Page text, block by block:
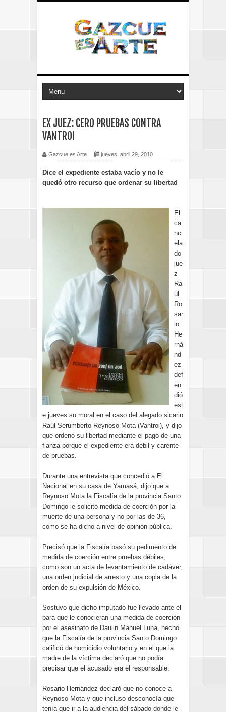
EX JUEZ: CERO PRUEBAS CONTRA
VANTROI
Gazcue es Arte jueves, abril 29, 2010
Dice el expediente estaba vacío y no le
quedó otro recurso que ordenar su libertad
El
ca
nc
ela
do
jue
z
Ra
úl
Ro
sar
io
He
rná
nd
ez
def
en
dió
est
e jueves su moral en el caso del alegado sicario
Raúl Serumberto Reynoso Mota (Vantroi), y dijo
que ordenó su libertad mediante el pago de una
fianza porque el expediente era débil y carente
de pruebas.
Durante una entrevista que concedió a El
Nacional en su casa de Yamasá, dijo que a
Reynoso Mota la Fiscalía de la provincia Santo
Domingo le solicitó medida de coerción por la
muerte de una persona y no por las de 36,
como se ha dicho a nivel de opinión pública.
Precisó que la Fiscalía basó su pedimento de
medida de coerción entre pruebas débiles,
como son un acta de levantamiento de cadáver,
una orden judicial de arresto y una copia de la
orden de su expulsión de México.
Sostuvo que dicho imputado fue llevado ante él
para que le conocieran una medida de coerción
por el asesinato de Daulin Manuel Luna, hecho
que la Fiscalía de la provincia Santo Domingo
calificó de homicidio voluntario y en el que la
madre de la víctima declaró que no podía
precisar que el acusado era el responsable.
Rosario Hernández declaró que no conoce a
Reynoso Mota y que incluso desconocía que
tenía que ir a la audiencia del sábado donde le